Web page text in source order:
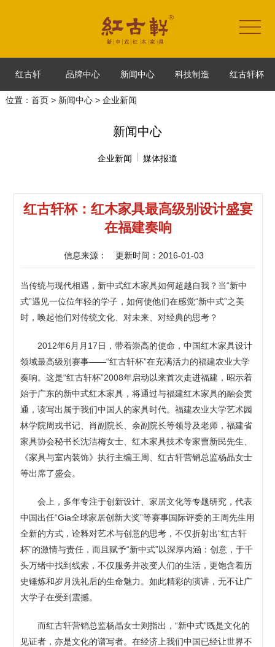
红古轩 品牌中心 新闻中心 科技制造 红古轩杯
位置： 首页> 新闻中心> 企业新闻
新闻中心
企业新闻 媒体报道
红古轩杯：红木家具最高级别设计盛宴
在福建奏响
信息来源： 更新时间：2016-01-03
当传统与现代相遇，新中式红木家具如何超越自我？当“新中
式”遇见一位位年轻的学子，如何使他们在感觉“新中式”之美
时，唤起他们对传统文化、对未来、对经典的思考？
2012年6月月17日，带着崇高的使命，中国红木家具设计
领域最高级别赛事——“红古轩杯”在充满活力的福建农业大学
奏响。这是“红古轩杯”2008年启动以来首次走进福建，昭示着
始于广东的新中式红木家具，将通过与福建红木家具的融会贯
通，读写出属于我们中国人的家具时代。福建农业大学艺术园
林学院周戎书记、肖副院长、余副院长等领导及老师，福建省
家具协会秘书长沈洁梅女士、红木家具技术专家曹新民先生、
《家具与室内装饰》执行主编王周、红古轩营销总监杨晶女士
等出席了盛会。
会上，多年专注于创新设计、家居文化等专题研究，代表
中国出任“Gia全球家居创新大奖”等赛事国际评委的王周先生用
全新的方式，诠释对艺术与创意的思考，不仅折射出“红古轩
杯”的激情与责任，而且赋予“新中式”以深厚内涵：创意，于千
头万绪中找到线索，不仅服务并改变人们的生活，更饱含着历
史锤炼和岁月洗礼后的生命魅力。如此精彩的演讲，无不让广
大学子在受到震撼。
而红古轩营销总监杨晶女士则指出，“新中式”既是文化的
见证者，亦是文化的谱写者。在经济上我们中国已经让世界不